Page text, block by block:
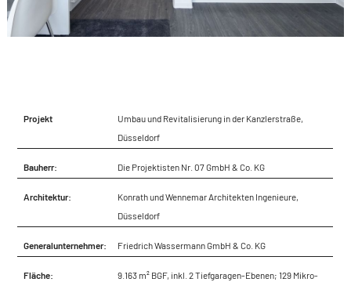
Projekt
Umbau und Revitalisierung in der Kanzlerstraße,
Düsseldorf
Bauherr: Die Projektisten Nr. 07 GmbH & Co. KG
Architektur:
Konrath und Wennemar Architekten Ingenieure,
Düsseldorf
Generalunternehmer: Friedrich Wassermann GmbH & Co. KG
Fläche:
9.163 m² BGF, inkl. 2 Tiefgaragen-Ebenen; 129 Mikro-